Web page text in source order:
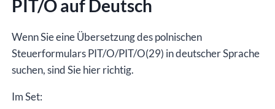
Steuerjahr
2024,
Version
(29),
DOCX-
PIT/O auf Deutsch
Wenn Sie eine Übersetzung des polnischen
Steuerformulars PIT/O/PIT/O(29) in deutscher Sprache
suchen, sind Sie hier richtig.
Im Set: